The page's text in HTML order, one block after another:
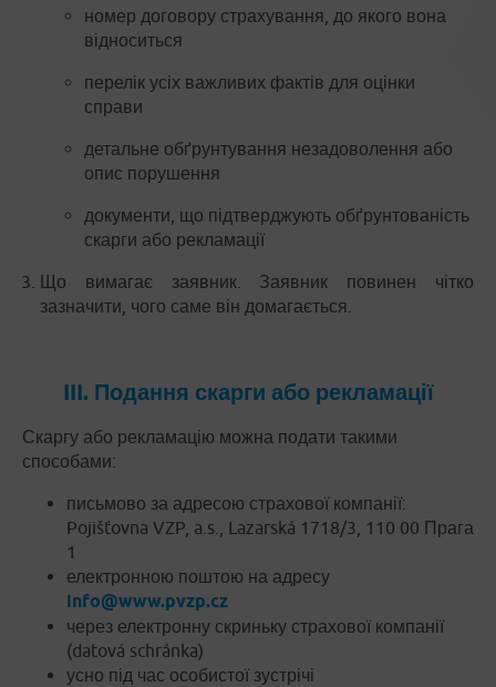
номер договору страхування, до якого вона
відноситься
перелік усіх важливих фактів для оцінки
справи
детальне обґрунтування незадоволення або
опис порушення
документи, що підтверджують обґрунтованість
скарги або рекламації
Що вимагає заявник. Заявник повинен чітко
зазначити, чого саме він домагається.
III. Подання скарги або рекламації
Скаргу або рекламацію можна подати такими
способами:
письмово за адресою страхової компанії:
Pojišťovna VZP, a.s., Lazarská 1718/3, 110 00 Прага
1
електронною поштою на адресу
info@www.pvzp.cz
через електронну скриньку страхової компанії
(datová schránka)
усно під час особистої зустрічі